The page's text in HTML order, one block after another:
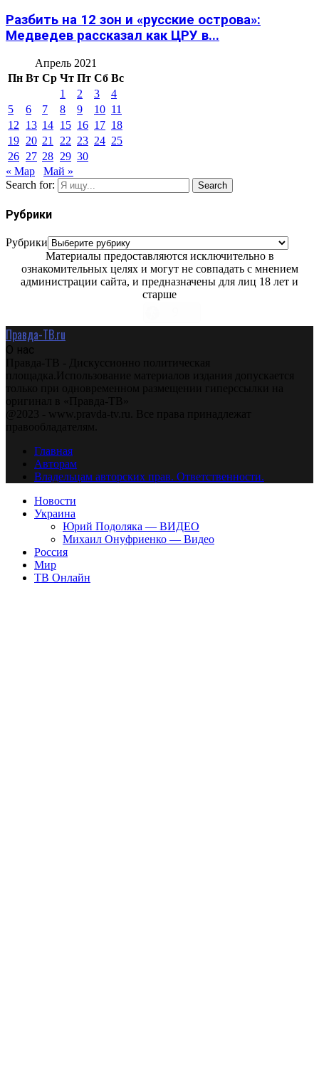
Разбить на 12 зон и «русские острова»:
Медведев рассказал как ЦРУ в...
Апрель 2021
Пн Вт Ср Чт Пт Сб Вс
1
2 3
4
5
6 7 8 9 10 11
12
13 14 15 16 17 18
19 20 21 22 23 24 25
26 27 28 29 30
« Мар
Май »
Search for:
Search
Рубрики
Рубрики
Материалы предоставляются исключительно в
ознакомительных целях и могут не совпадать с мнением
администрации сайта, и предназначены для лиц 18 лет и
старше
Правда-ТВ.ru
О нас
Правда-ТВ - Дискуссионно политическая
площадка.Использование материалов издания допускается
только при одновременном размещении гиперссылки на
оригинал в «Правда-ТВ»
@2023 - www.pravda-tv.ru. Все права принадлежат
правообладателям.
Главная
Авторам
Владельцам авторских прав. Ответственности.
Новости
Украина
Юрий Подоляка — ВИДЕО
Михаил Онуфриенко — Видео
Россия
Мир
ТВ Онлайн